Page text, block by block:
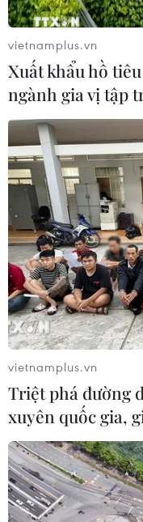
cao đội tuyển Việt
trận bất bại
09/08/2026 04:22
Đội tuyển Việt Nam
tại bán kết ASEAN
08/08/2026 15:53
Chủ sân Azteca lỗ
World Cup 2026
08/08/2026 06:43
ASEAN Cup 2026
đối thủ của đội
08/08/2026 03:50
Tuyển Việt
bán kết, vì sao ông
không vui?
vietnamplus.vn
Xuất khẩu hồ
ngành gia vị tập
vietnamplus.vn
Triệt phá đường
xuyên quốc gia,